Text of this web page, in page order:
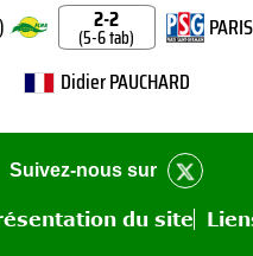
2-2
(5-6 tab)
Didier PAUCHARD
Suivez-nous sur
du site